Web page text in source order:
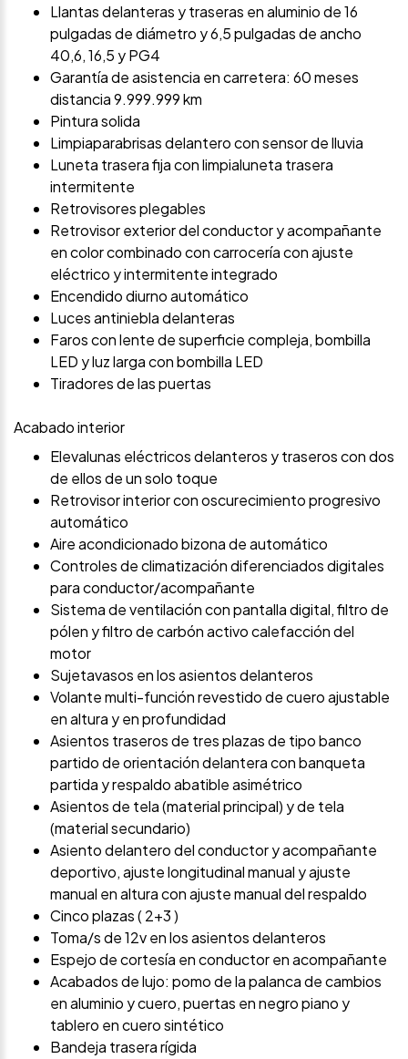
Llantas delanteras y traseras en aluminio de 16
pulgadas de diámetro y 6,5 pulgadas de ancho
40,6, 16,5 y PG4
Garantía de asistencia en carretera: 60 meses
distancia 9.999.999 km
Pintura solida
Limpiaparabrisas delantero con sensor de lluvia
Luneta trasera fija con limpialuneta trasera
intermitente
Retrovisores plegables
Retrovisor exterior del conductor y acompañante
en color combinado con carrocería con ajuste
eléctrico y intermitente integrado
Encendido diurno automático
Luces antiniebla delanteras
Faros con lente de superficie compleja, bombilla
LED y luz larga con bombilla LED
Tiradores de las puertas
Acabado interior
Elevalunas eléctricos delanteros y traseros con dos
de ellos de un solo toque
Retrovisor interior con oscurecimiento progresivo
automático
Aire acondicionado bizona de automático
Controles de climatización diferenciados digitales
para conductor/acompañante
Sistema de ventilación con pantalla digital, filtro de
pólen y filtro de carbón activo calefacción del
motor
Sujetavasos en los asientos delanteros
Volante multi-función revestido de cuero ajustable
en altura y en profundidad
Asientos traseros de tres plazas de tipo banco
partido de orientación delantera con banqueta
partida y respaldo abatible asimétrico
Asientos de tela (material principal) y de tela
(material secundario)
Asiento delantero del conductor y acompañante
deportivo, ajuste longitudinal manual y ajuste
manual en altura con ajuste manual del respaldo
Cinco plazas ( 2+3 )
Toma/s de 12v en los asientos delanteros
Espejo de cortesía en conductor en acompañante
Acabados de lujo: pomo de la palanca de cambios
en aluminio y cuero, puertas en negro piano y
tablero en cuero sintético
Bandeja trasera rígida